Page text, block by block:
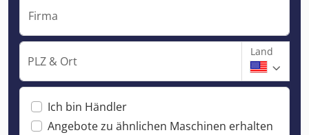
Firma
PLZ & Ort
Land
Ich bin Händler
Angebote zu ähnlichen Maschinen erhalten